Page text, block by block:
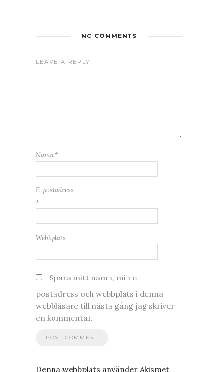
NO COMMENTS
LEAVE A REPLY
Namn *
E-postadress
*
Webbplats
Spara mitt namn, min e-
postadress och webbplats i denna
webbläsare till nästa gång jag skriver
en kommentar.
Denna webbplats använder Akismet